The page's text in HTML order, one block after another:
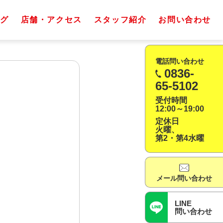
店舗・アクセス スタッフ紹介 お問い合わせ
電話問い合わせ
0836-
65-5102
受付時間
12:00～19:00
定休日
火曜、
第2・第4水曜
メール問い合わせ
LINE
問い合わせ